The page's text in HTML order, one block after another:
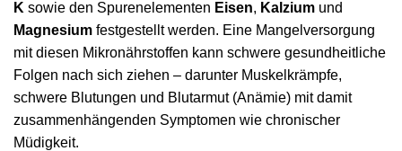
K sowie den Spurenelementen Eisen, Kalzium und
Magnesium festgestellt werden. Eine Mangelversorgung
mit diesen Mikronährstoffen kann schwere gesundheitliche
Folgen nach sich ziehen – darunter Muskelkrämpfe,
schwere Blutungen und Blutarmut (Anämie) mit damit
zusammenhängenden Symptomen wie chronischer
Müdigkeit.